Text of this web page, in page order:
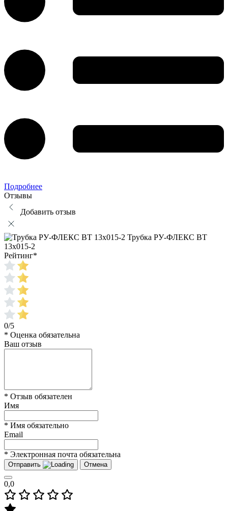
Подробнее
Отзывы
Добавить отзыв
Трубка РУ-ФЛЕКС ВТ
13x015-2
Рейтинг*
0/5
* Оценка обязательна
Ваш отзыв
* Отзыв обязателен
Имя
* Имя обязательно
Email
* Электронная почта обязательна
Отправить Отмена
0,0